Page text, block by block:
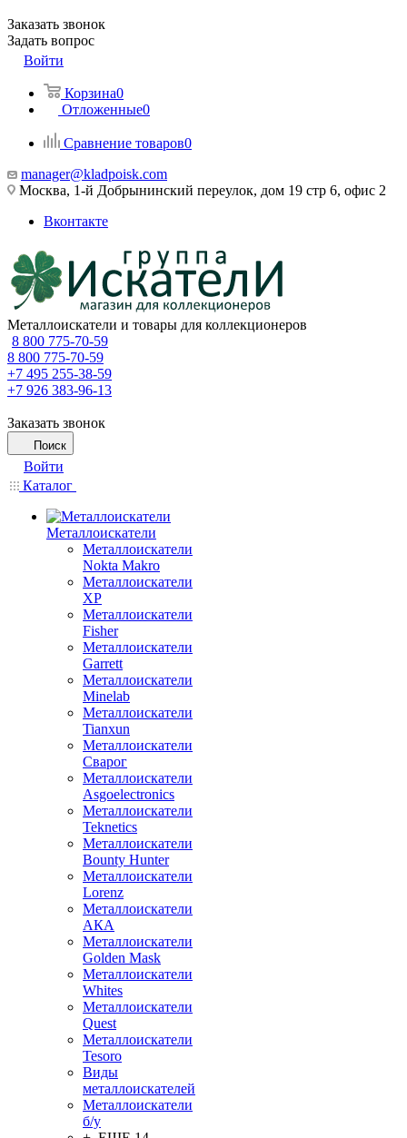
Заказать звонок
Задать вопрос
Войти
Корзина0
Отложенные0
Сравнение товаров0
manager@kladpoisk.com
Москва, 1-й Добрынинский переулок, дом 19 стр 6, офис 2
Вконтакте
Металлоискатели и товары для коллекционеров
8 800 775-70-59
8 800 775-70-59
+7 495 255-38-59
+7 926 383-96-13
Заказать звонок
Поиск
Войти
Каталог
Металлоискатели
Металлоискатели
Nokta Makro
Металлоискатели
XP
Металлоискатели
Fisher
Металлоискатели
Garrett
Металлоискатели
Minelab
Металлоискатели
Tianxun
Металлоискатели
Сварог
Металлоискатели
Asgoelectronics
Металлоискатели
Teknetics
Металлоискатели
Bounty Hunter
Металлоискатели
Lorenz
Металлоискатели
АКА
Металлоискатели
Golden Mask
Металлоискатели
Whites
Металлоискатели
Quest
Металлоискатели
Tesoro
Виды
металлоискателей
Металлоискатели
б/у